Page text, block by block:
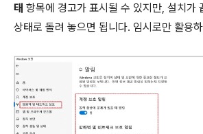
태 항목에 경고가 표시될 수 있지만, 설치가
상태로 돌려 놓으면 됩니다. 임시로만 활용